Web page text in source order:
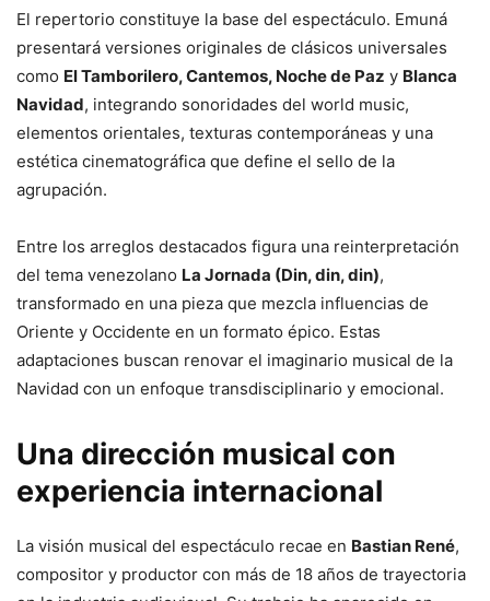
El repertorio constituye la base del espectáculo. Emuná
presentará versiones originales de clásicos universales
como El Tamborilero, Cantemos, Noche de Paz y Blanca
Navidad, integrando sonoridades del world music,
elementos orientales, texturas contemporáneas y una
estética cinematográfica que define el sello de la
agrupación.
Entre los arreglos destacados figura una reinterpretación
del tema venezolano La Jornada (Din, din, din),
transformado en una pieza que mezcla influencias de
Oriente y Occidente en un formato épico. Estas
adaptaciones buscan renovar el imaginario musical de la
Navidad con un enfoque transdisciplinario y emocional.
Una dirección musical con
experiencia internacional
La visión musical del espectáculo recae en Bastian René,
compositor y productor con más de 18 años de trayectoria